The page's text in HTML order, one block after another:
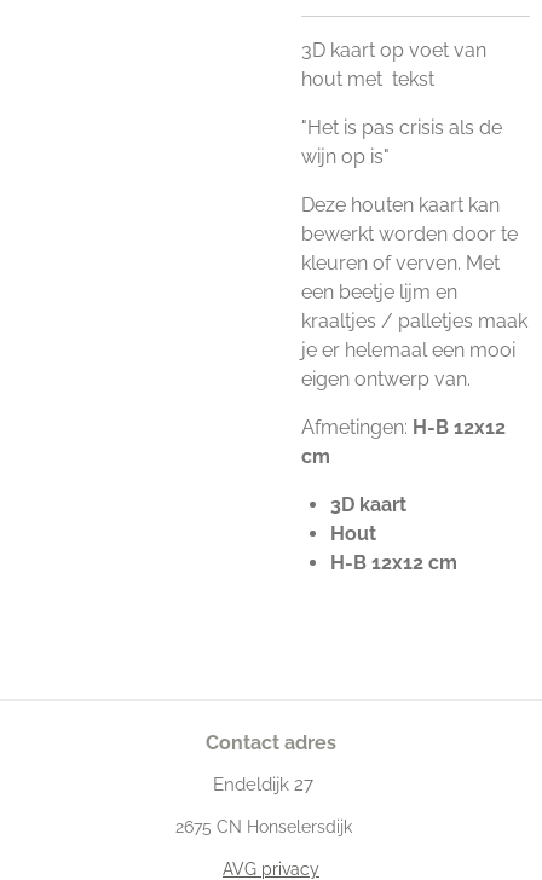
3D kaart op voet van
hout met tekst
"Het is pas crisis als de
wijn op is"
Deze houten kaart kan
bewerkt worden door te
kleuren of verven. Met
een beetje lijm en
kraaltjes / palletjes maak
je er helemaal een mooi
eigen ontwerp van.
Afmetingen: H-B 12x12
cm
3D kaart
Hout
H-B 12x12 cm
Contact adres
Endeldijk 27
2675 CN Honselersdijk
AVG privacy